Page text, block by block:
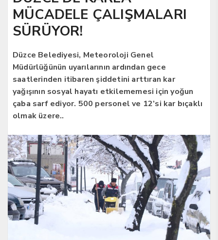
MÜCADELE ÇALIŞMALARI
SÜRÜYOR!
Düzce Belediyesi, Meteoroloji Genel
Müdürlüğünün uyarılarının ardından gece
saatlerinden itibaren şiddetini arttıran kar
yağışının sosyal hayatı etkilememesi için yoğun
çaba sarf ediyor. 500 personel ve 12’si kar bıçaklı
olmak üzere..